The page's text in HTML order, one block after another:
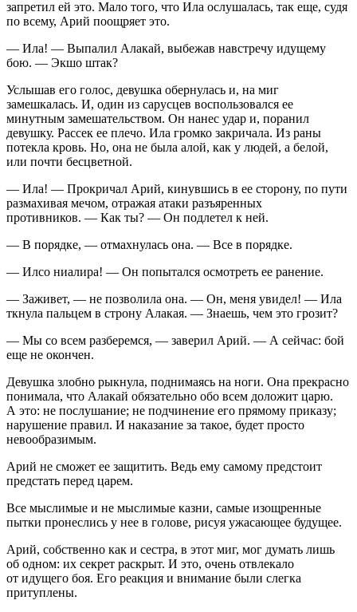
запретил ей это. Мало того, что Ила ослушалась, так еще, судя
по всему, Арий поощряет это.
— Ила! — Выпалил Алакай, выбежав навстречу идущему
бою. — Экшо штак?
Услышав его голос, девушка обернулась и, на миг
замешкалась. И, один из сарусцев воспользовался ее
минутным замешательством. Он нанес удар и, поранил
девушку. Рассек ее плечо. Ила громко закричала. Из раны
потекла кровь. Но, она не была алой, как у людей, а белой,
или почти бесцветной.
— Ила! — Прокричал Арий, кинувшись в ее сторону, по пути
размахивая мечом, отражая атаки разъяренных
противников. — Как ты? — Он подлетел к ней.
— В порядке, — отмахнулась она. — Все в порядке.
— Илсо ниалира! — Он попытался осмотреть ее ранение.
— Заживет, — не позволила она. — Он, меня увидел! — Ила
ткнула пальцем в строну Алакая. — Знаешь, чем это грозит?
— Мы со всем разберемся, — заверил Арий. — А сейчас: бой
еще не окончен.
Девушка злобно рыкнула, поднимаясь на ноги. Она прекрасно
понимала, что Алакай обязательно обо всем доложит царю.
А это: не послушание; не подчинение его прямому приказу;
нарушение правил. И наказание за такое, будет просто
невообразимым.
Арий не сможет ее защитить. Ведь ему самому предстоит
предстать перед царем.
Все мыслимые и не мыслимые казни, самые изощренные
пытки пронеслись у нее в голове, рисуя ужасающее будущее.
Арий, собственно как и сестра, в этот миг, мог думать лишь
об одном: их секрет раскрыт. И это, очень отвлекало
от идущего боя. Его реакция и внимание были слегка
притуплены.